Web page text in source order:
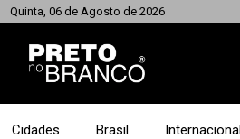
Quinta, 06 de Agosto de 2026
Cidades Brasil